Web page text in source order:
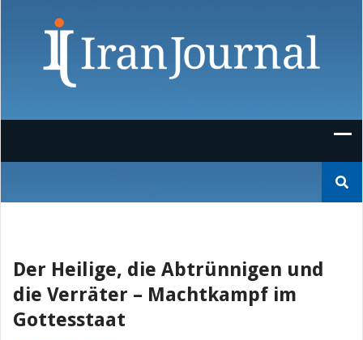
nach:
Der Heilige, die Abtrünnigen und
die Verräter – Machtkampf im
Gottesstaat